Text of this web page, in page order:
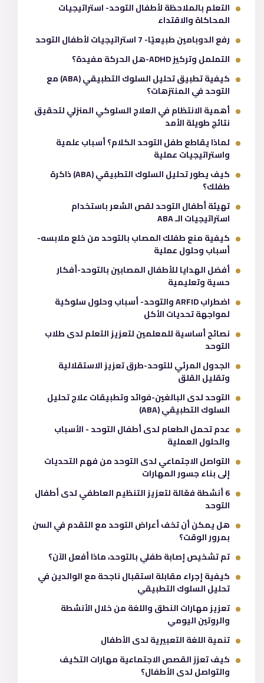
التعلم بالملاحظة لأطفال التوحد- استراتيجيات
المحاكاة والاقتداء
رفع الدوبامين طبيعيًا- 7 استراتيجيات لأطفال التوحد
التململ وتركيز ADHD-هل الحركة مفيدة؟
كيفية تطبيق تحليل السلوك التطبيقي (ABA) مع
التوحد في المنتزهات؟
أهمية الانتظام في العلاج السلوكي المنزلي لتحقيق
نتائج طويلة الأمد
لماذا يقاطع طفل التوحد الكلام؟ أسباب علمية
واستراتيجيات عملية
كيف يطور تحليل السلوك التطبيقي (ABA) ذاكرة
طفلك؟
تهيئة أطفال التوحد لقص الشعر باستخدام
استراتيجيات الـ ABA
كيفية منع طفلك المصاب بالتوحد من خلع ملابسه-
أسباب وحلول عملية
أفضل الهدايا للأطفال المصابين بالتوحد-أفكار
حسية وتعليمية
اضطراب ARFID والتوحد- أسباب وحلول سلوكية
لمواجهة تحديات الأكل
نصائح أساسية للمعلمين لتعزيز التعلم لدى طلاب
التوحد
الجدول المرئي للتوحد-طرق تعزيز الاستقلالية
وتقليل القلق
التوحد لدى البالغين-فوائد وتطبيقات علاج تحليل
السلوك التطبيقي (ABA)
عدم تحمل الطعام لدى أطفال التوحد - الأسباب
والحلول العملية
التواصل الاجتماعي لدى التوحد من فهم التحديات
إلى بناء جسور المهارات
6 أنشطة فعّالة لتعزيز التنظيم العاطفي لدى أطفال
التوحد
هل يمكن أن تخف أعراض التوحد مع التقدم في السن
بمرور الوقت؟
تم تشخيص إصابة طفلي بالتوحد، ماذا أفعل الآن؟
كيفية إجراء مقابلة استقبال ناجحة مع الوالدين في
تحليل السلوك التطبيقي
تعزيز مهارات النطق واللغة من خلال الأنشطة
والروتين اليومي
تنمية اللغة التعبيرية لدى الأطفال
كيف تعزز القصص الاجتماعية مهارات التكيف
والتواصل لدى الأطفال؟